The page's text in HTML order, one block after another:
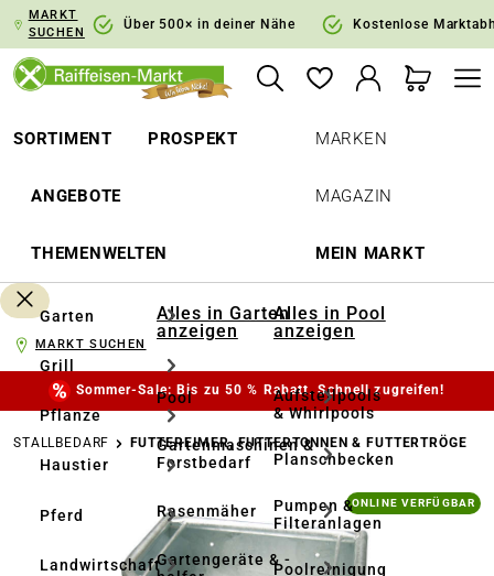
Zur Hauptnavigation springen
MARKT
SUCHEN
Über 500× in deiner Nähe Kostenlose
SORTIMENT PROSPEKT
ANGEBOTE
THEMENWELTEN
MARKEN
MAGAZIN
MEIN MARKT
Garten
Grill
Pflanze
Haustier
Pferd
Landwirtschaft
Alles in Garten
anzeigen
Pool
Gartenmaschinen &
Forstbedarf
Rasenmäher
Gartengeräte & -
Alles in Pool
anzeigen
Aufstellpools
& Whirlpools
Planschbecken
Pumpen &
Filteranlagen
Poolreinigung
MARKT SUCHEN
Sommer-Sale: Bis zu 50 % Rabatt. Schnell zugreifen!
STALLBEDARF FUTTEREIMER, FUTTERTONNEN & FUTTERTRÖGE
Bildergalerie überspringen ONLINE VERFÜGBAR